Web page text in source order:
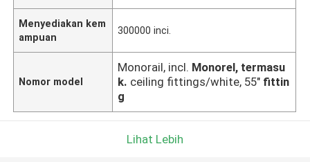
Menyediakan kem
ampuan
300000 inci.
Nomor model
Monorail, incl. Monorel, termasu
k. ceiling fittings/white, 55" fittin
g
Lihat Lebih